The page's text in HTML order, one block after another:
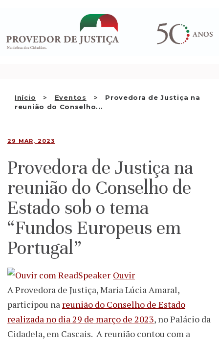
conteúdo
Início Eventos
Provedora de Justiça na
reunião do Conselho...
QUEM SOMOS
ATIVIDADE
RELAÇÕES INTERNACIONAIS
PT
29 MAR, 2023
Provedora de Justiça na
reunião do Conselho de
Estado sob o tema
“Fundos Europeus em
Portugal”
Ouvir
A Provedora de Justiça, Maria Lúcia Amaral,
participou na reunião do Conselho de Estado
realizada no dia 29 de março de 2023, no Palácio da
Cidadela, em Cascais. A reunião contou com a